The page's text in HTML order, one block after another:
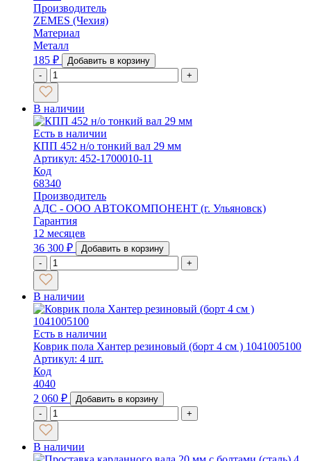
Производитель
ZEMES (Чехия)
Материал
Металл
185 ₽
Добавить в корзину
-
+
В наличии
Есть в наличии
КПП 452 н/о тонкий вал 29 мм
Артикул: 452-1700010-11
Код
68340
Производитель
АДС - ООО АВТОКОМПОНЕНТ (г. Ульяновск)
Гарантия
12 месяцев
36 300 ₽
Добавить в корзину
-
+
В наличии
Есть в наличии
Коврик пола Хантер резиновый (борт 4 см ) 1041005100
Артикул: 4 шт.
Код
4040
2 060 ₽
Добавить в корзину
-
+
В наличии